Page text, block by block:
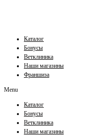
Каталог
Бонусы
Ветклиника
Наши магазины
Франшиза
Menu
Каталог
Бонусы
Ветклиника
Наши магазины